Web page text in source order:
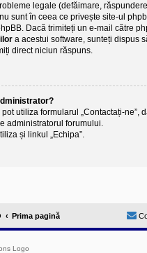
legale (defăimare,
sunt în ceea ce privește site-ul
Dacă trimiteți un e-mail către
a acestui software, sunteți dispus
direct niciun răspuns.
utiliza formularul „Contactați-ne”,
administratorul forumului.
și linkul „Echipa”.
Prima pagină